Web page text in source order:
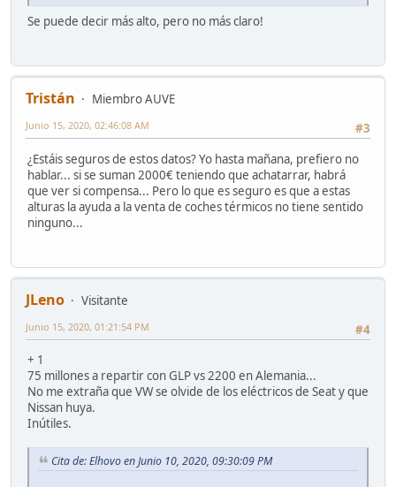
Se puede decir más alto, pero no más claro!
Tristán
Miembro AUVE
#3
Junio 15, 2020, 02:46:08 AM
¿Estáis seguros de estos datos? Yo hasta mañana, prefiero no
hablar... si se suman 2000€ teniendo que achatarrar, habrá
que ver si compensa... Pero lo que es seguro es que a estas
alturas la ayuda a la venta de coches térmicos no tiene sentido
ninguno...
JLeno
Visitante
#4
Junio 15, 2020, 01:21:54 PM
+ 1
75 millones a repartir con GLP vs 2200 en Alemania...
No me extraña que VW se olvide de los eléctricos de Seat y que
Nissan huya.
Inútiles.
Cita de: Elhovo en Junio 10, 2020, 09:30:09 PM